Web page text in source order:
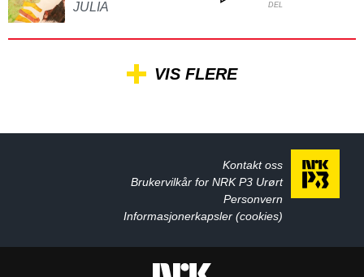
JULIA
DEL
VIS FLERE
Kontakt oss
Brukervilkår for NRK P3 Urørt
Personvern
Informasjonerkapsler (cookies)